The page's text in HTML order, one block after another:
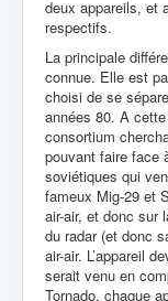
deux appareils, et
respectifs.
La principale
connue. Elle est
choisi de se
années 80. A
consortium
pouvant faire face
soviétiques qui
fameux Mig-29 et
air-air, et donc sur
du radar (et donc
air-air. L’appareil
serait venu en
Tornado, chaque